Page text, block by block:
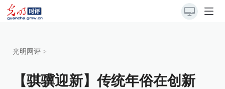
光明网评 >
【骐骥迎新】传统年俗在创新